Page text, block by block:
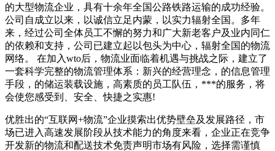
的大型物流企业，具有十余年全国公路铁路运输的成功经验。
公司自成立以来，以诚信立足内蒙，以实力辐射全国。多年
来，经过公司全体员工不懈的努力和广大新老客户及业内同仁
的依赖和支持，公司已建立起以包头为中心，辐射全国的物流
网络。 在加入wto后，物流业面临着机遇与挑战之际，建立了
一套科学完整的物流管理体系：新兴的经营理念，的信息管理
手段，的储运装载设施，高素质的员工队伍，***的服务，将
会使您感受到、安全、快捷之实惠!
优胜出的“互联网+物流”企业摸索出优势壁垒及发展路径，市
场已进入高速发展阶段从技术能力的角度来看，企业正在竞争
开发新的物流和配送技术免责声明市场有风险，选择需谨慎